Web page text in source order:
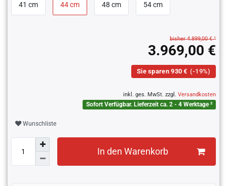
41 cm 44 cm 48 cm 54 cm
bisher 4.899,00 € ¹
3.969,00 €
Sie sparen 930 € (-19%)
inkl. ges. MwSt. zzgl. Versandkosten
Sofort Verfügbar. Lieferzeit ca. 2 - 4 Werktage ²
Wunschliste
In den Warenkorb